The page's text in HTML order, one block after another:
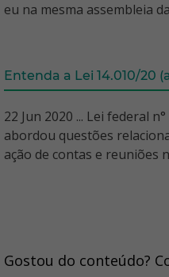
eu na mesma assembleia
Entenda a Lei 14.010/20
22 Jun 2020 ... Lei federal
abordou questões
ação de contas e reuniões
Gostou do conteúdo?